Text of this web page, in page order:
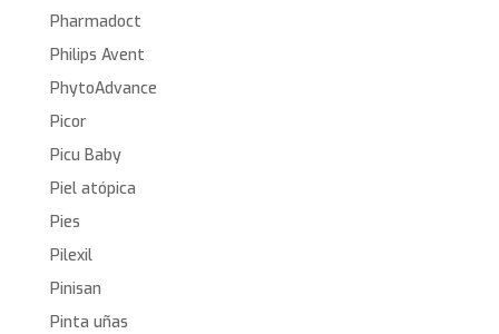
Pharmadoct
Philips Avent
PhytoAdvance
Picor
Picu Baby
Piel atópica
Pies
Pilexil
Pinisan
Pinta uñas